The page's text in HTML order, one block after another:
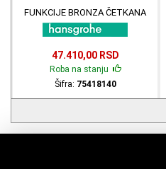
FUNKCIJE BRONZA ČETKANA
75418140
47.410,00 RSD
Roba na stanju
Šifra: 75418140